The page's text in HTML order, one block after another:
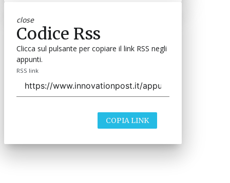
close
Codice Rss
Clicca sul pulsante per copiare il link RSS negli
appunti.
RSS link
COPIA LINK